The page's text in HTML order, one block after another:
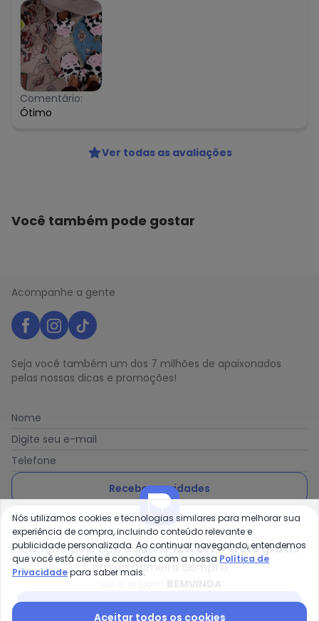
Comentário:
Ótimo
Ver todas as avaliações
Você também pode gostar
Acompanhe a gente
Seja você também um dos 7 milhões de apaixonados
pelas nossas dicas e promoções!
Nome
Digite seu e-mail
Telefone
Receber novidades
Ao enviar o cadastro, você concorda com a nossa Política
de Privacidade
Posthaus é uma marca da Posthaus Ltda / CNPJ:
Compre pelo app e ganhe12% OFF + frete grátis
na sua primeira compra
Nós utilizamos cookies e tecnologias similares para melhorar sua
experiência de compra, incluindo conteúdo relevante e
publicidade personalizada. Ao continuar navegando, entendemos
que você está ciente e concorda com a nossa Política de
Privacidadepara saber mais.
Aceitar todos os cookies